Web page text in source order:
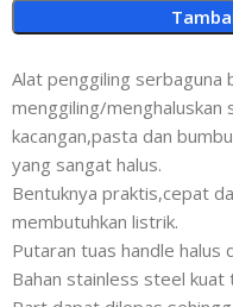
Alat penggiling serbaguna
menggiling/menghaluskan
kacangan,pasta dan
yang sangat halus.
Bentuknya praktis,cepat
membutuhkan listrik.
Putaran tuas handle halus
Bahan stainless steel kuat